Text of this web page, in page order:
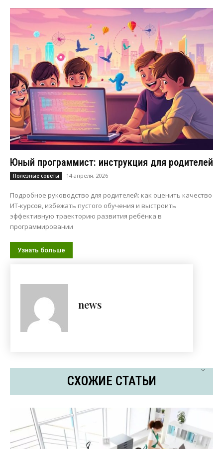
Юный программист: инструкция для родителей
Полезные советы 14 апреля, 2026
Подробное руководство для родителей: как оценить качество
ИТ-курсов, избежать пустого обучения и выстроить
эффективную траекторию развития ребёнка в
программировании
Узнать больше
news
СХОЖИЕ СТАТЬИ